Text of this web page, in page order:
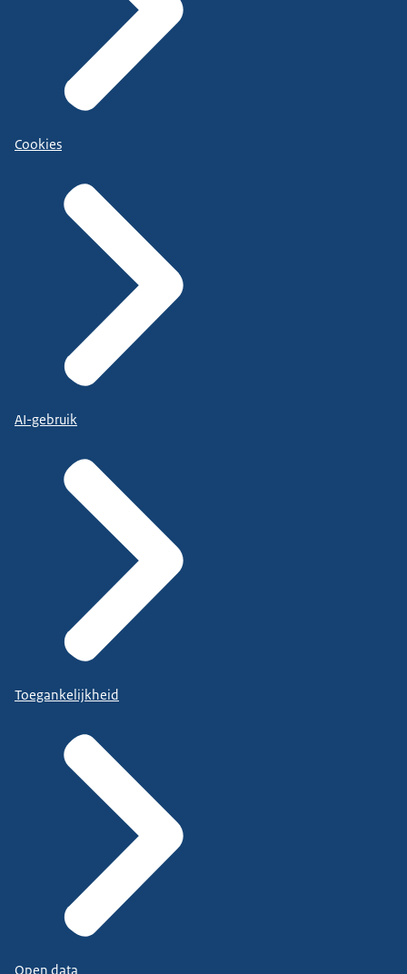
Cookies
AI-gebruik
Toegankelijkheid